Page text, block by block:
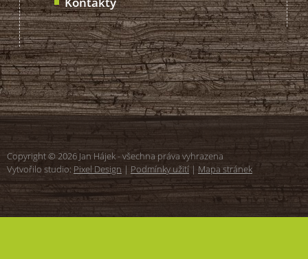
Copyright © 2026 Jan Hájek - všechna práva vyhrazena
Vytvořilo studio: Pixel Design | Podmínky užití | Mapa stránek